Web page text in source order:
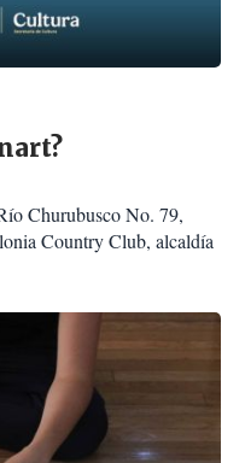
Churubusco No. 79,
Country Club, alcaldía